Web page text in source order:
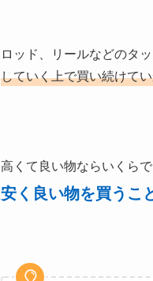
ロッド、リールなどのタ
していく上で買い続けて
高くて良い物ならいくらで
安く良い物を買うこ